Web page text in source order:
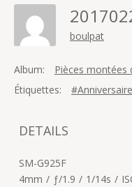
boulpat
Album:
Pièces montées
Étiquettes:
#Anniversaire
DETAILS
SM-G925F
4mm / ƒ/1.9 / 1/14s /